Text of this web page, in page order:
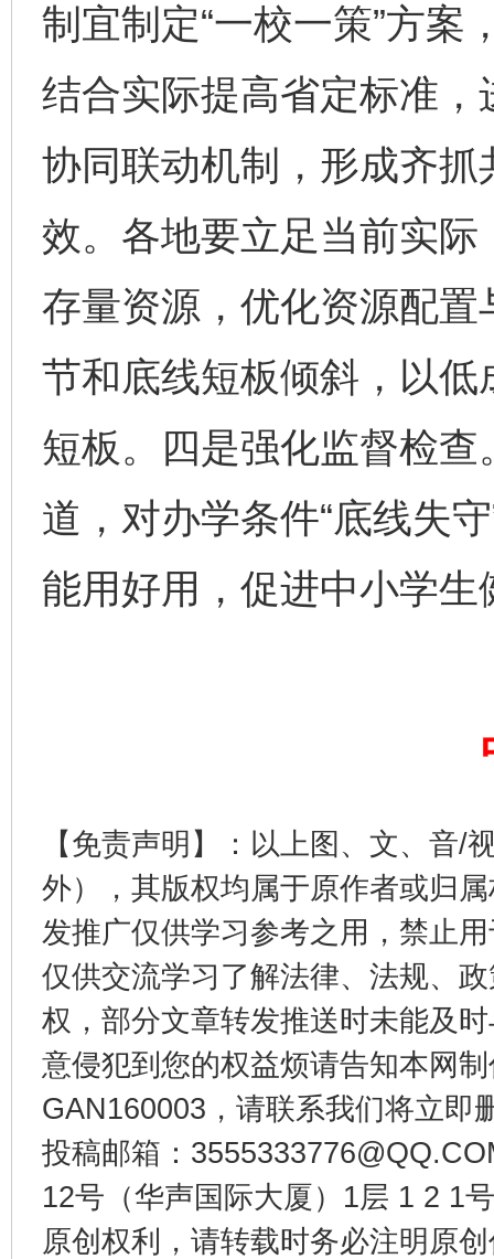
制宜制定“一校一策”方案
结合实际提高省定标准
协同联动机制，形成齐
效。各地要立足当前实
存量资源，优化资源配
节和底线短板倾斜，以
短板。四是强化监督检
道，对办学条件“底线失
能用好用，促进中小学
【免责声明】：以上图、文、音/
外），其版权均属于原作者或归
发推广仅供学习参考之用，禁止
仅供交流学习了解法律、法规、
权，部分文章转发推送时未能及
意侵犯到您的权益烦请告知本网
GAN160003，请联系我们将立即
投稿邮箱：
12号（华声国际大厦）1层 1 2 1
原创权利，请转载时务必注明原
法徽映军营 权益有保障
一批国家标准开始实施 从